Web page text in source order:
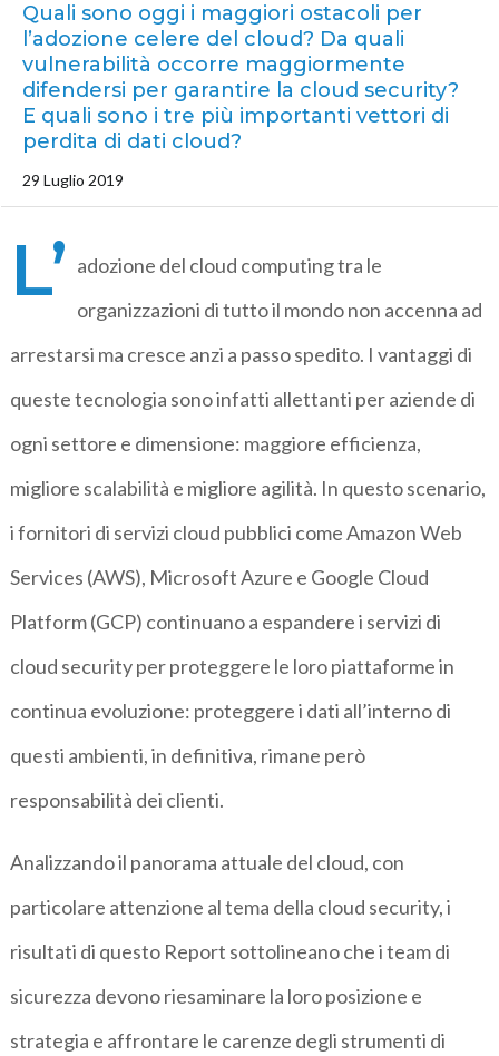
Quali sono oggi i maggiori ostacoli per
l’adozione celere del cloud? Da quali
vulnerabilità occorre maggiormente
difendersi per garantire la cloud security?
E quali sono i tre più importanti vettori di
perdita di dati cloud?
29 Luglio 2019
L’ adozione del cloud computing tra le
organizzazioni di tutto il mondo non accenna ad
arrestarsi ma cresce anzi a passo spedito. I vantaggi di
queste tecnologia sono infatti allettanti per aziende di
ogni settore e dimensione: maggiore efficienza,
migliore scalabilità e migliore agilità. In questo scenario,
i fornitori di servizi cloud pubblici come Amazon Web
Services (AWS), Microsoft Azure e Google Cloud
Platform (GCP) continuano a espandere i servizi di
cloud security per proteggere le loro piattaforme in
continua evoluzione: proteggere i dati all’interno di
questi ambienti, in definitiva, rimane però
responsabilità dei clienti.
Analizzando il panorama attuale del cloud, con
particolare attenzione al tema della cloud security, i
risultati di questo Report sottolineano che i team di
sicurezza devono riesaminare la loro posizione e
strategia e affrontare le carenze degli strumenti di